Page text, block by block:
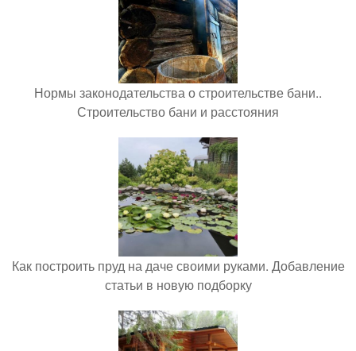
Нормы законодательства о строительстве бани..
Строительство бани и расстояния
Как построить пруд на даче своими руками. Добавление
статьи в новую подборку